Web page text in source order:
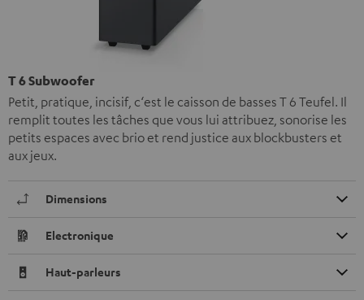
T 6 Subwoofer
Petit, pratique, incisif, c‘est le caisson de basses T 6 Teufel. Il
remplit toutes les tâches que vous lui attribuez, sonorise les
petits espaces avec brio et rend justice aux blockbusters et
aux jeux.
Dimensions
Electronique
Haut-parleurs